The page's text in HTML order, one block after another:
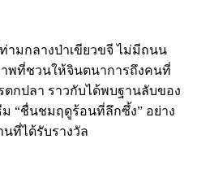
ามกลางป่าเขียวขจี ไม่มีถนน
าพที่ชวนให้จินตนาการถึงคนที่
กปลา ราวกับได้พบฐานลับของ
“ชื่นชมฤดูร้อนที่ลึกซึ้ง” อย่าง
นที่ได้รับรางวัล